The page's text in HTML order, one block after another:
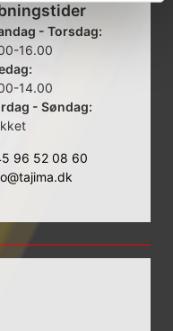
- Torsdag:
16.00
14.00
- Søndag:
96 52 08 60